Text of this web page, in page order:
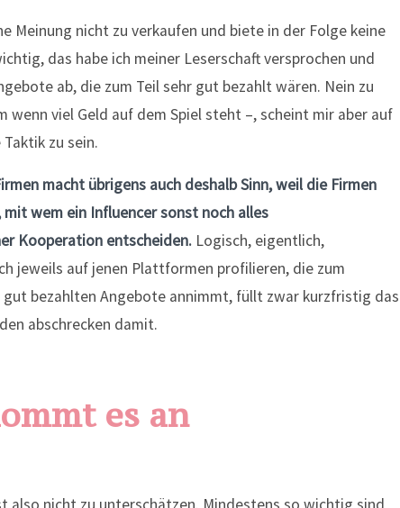
Meinung nicht zu verkaufen und biete in der Folge keine
das habe ich meiner Leserschaft versprochen und
ab, die zum Teil sehr gut bezahlt wären. Nein zu
wenn viel Geld auf dem Spiel steht –, scheint mir aber auf
zu sein.
macht übrigens auch deshalb Sinn, weil die Firmen
wem ein Influencer sonst noch alles
Kooperation entscheiden.Logisch, eigentlich,
jeweils auf jenen Plattformen profilieren, die zum
gut bezahlten Angebote annimmt, füllt zwar kurzfristig das
abschrecken damit.
es an